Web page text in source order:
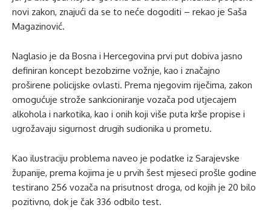
novi zakon, znajući da se to neće dogoditi – rekao je Saša
Magazinović.
Naglasio je da Bosna i Hercegovina prvi put dobiva jasno
definiran koncept bezobzirne vožnje, kao i značajno
proširene policijske ovlasti. Prema njegovim riječima, zakon
omogućuje strože sankcioniranje vozača pod utjecajem
alkohola i narkotika, kao i onih koji više puta krše propise i
ugrožavaju sigurnost drugih sudionika u prometu.
Kao ilustraciju problema naveo je podatke iz Sarajevske
županije, prema kojima je u prvih šest mjeseci prošle godine
testirano 256 vozača na prisutnost droga, od kojih je 20 bilo
pozitivno, dok je čak 336 odbilo test.